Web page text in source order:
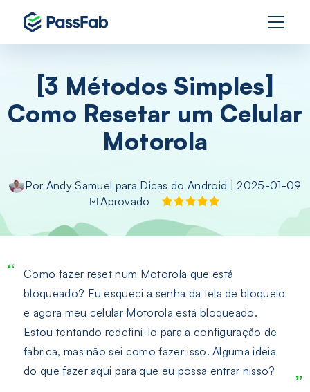
[3 Métodos Simples]
Como Resetar um Celular
Motorola
Por Andy Samuel para Dicas do Android | 2025-01-09
Aprovado
Como fazer reset num Motorola que está
bloqueado? Eu esqueci a senha da tela de bloqueio
e agora meu celular Motorola está bloqueado.
Estou tentando redefini-lo para a configuração de
fábrica, mas não sei como fazer isso. Alguma ideia
do que fazer aqui para que eu possa entrar nisso?